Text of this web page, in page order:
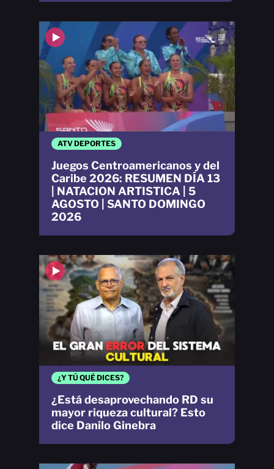
¿Y TÚ QUÉ DICES?
¿Está desaprovechando RD su
mayor riqueza cultural? Esto
dice Danilo Ginebra
ATV DEPORTES
Juegos Centroamericanos y del
Caribe 2026: RESUMEN DÍA 13
| NATACION ARTISTICA | 5
AGOSTO | SANTO DOMINGO
2026